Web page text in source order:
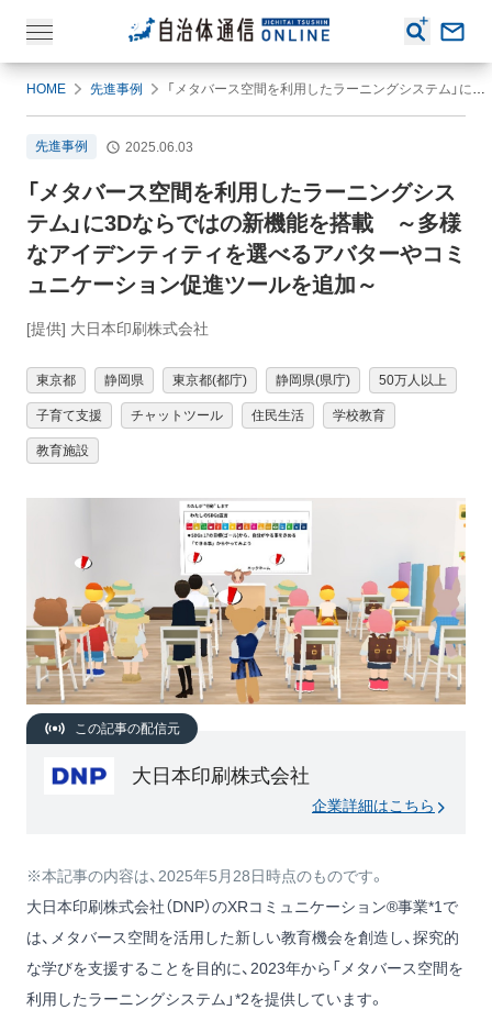
HOME 先進事例 「メタバース空間を利用したラーニングシステム」に3Dならではの新機能を搭載 ～多様なアイデンティティを選べるアバターやコミュニケーション促進ツールを追加～
先進事例 2025.06.03
「メタバース空間を利用したラーニングシス
テム」に3Dならではの新機能を搭載 ～多様
なアイデンティティを選べるアバターやコミ
ュニケーション促進ツールを追加～
[提供] 大日本印刷株式会社
東京都 静岡県 東京都(都庁) 静岡県(県庁) 50万人以上
子育て支援 チャットツール 住民生活 学校教育
教育施設
この記事の配信元
大日本印刷株式会社
企業詳細はこちら
※本記事の内容は、2025年5月28日時点のものです。
大日本印刷株式会社（DNP）のXRコミュニケーション®事業*1で
は、メタバース空間を活用した新しい教育機会を創造し、探究的
な学びを支援することを目的に、2023年から「メタバース空間を
利用したラーニングシステム」*2を提供しています。